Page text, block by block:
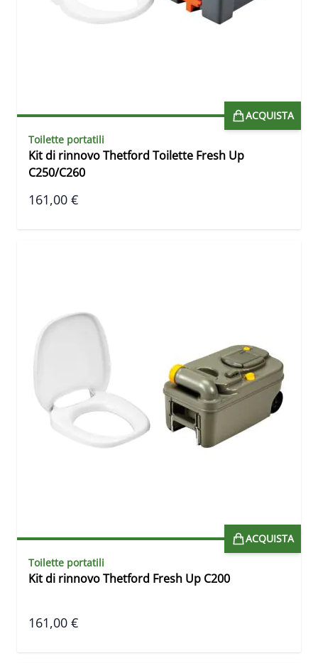
ACQUISTA
Toilette portatili
Kit di rinnovo Thetford Toilette Fresh Up
C250/C260
161,00 €
ACQUISTA
Toilette portatili
Kit di rinnovo Thetford Fresh Up C200
161,00 €